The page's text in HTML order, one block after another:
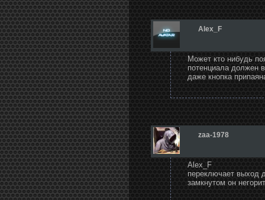
Alex_F
Может кто нибудь
потенциала должен
даже кнопка
zaa-1978
Alex_F
переключает выход
замкнутом он